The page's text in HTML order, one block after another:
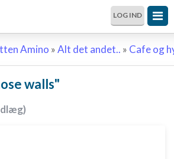
LOG IND
Amino »Alt det andet.. » Cafe og
walls"